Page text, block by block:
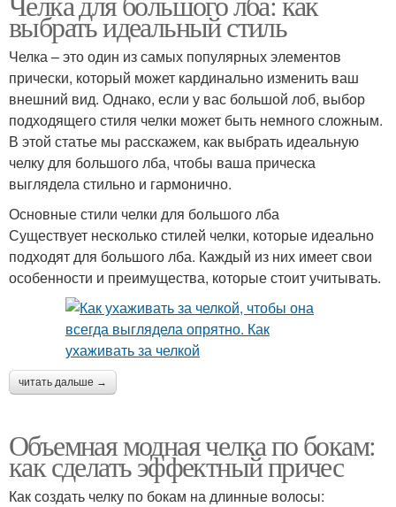
выбрать идеальный стиль
Челка – это один из самых популярных элементов
прически, который может кардинально изменить ваш
внешний вид. Однако, если у вас большой лоб, выбор
подходящего стиля челки может быть немного сложным.
В этой статье мы расскажем, как выбрать идеальную
челку для большого лба, чтобы ваша прическа
выглядела стильно и гармонично.
Основные стили челки для большого лба
Существует несколько стилей челки, которые идеально
подходят для большого лба. Каждый из них имеет свои
особенности и преимущества, которые стоит учитывать.
читать дальше →
Объемная модная челка по бокам:
как сделать эффектный причес
Как создать челку по бокам на длинные волосы: